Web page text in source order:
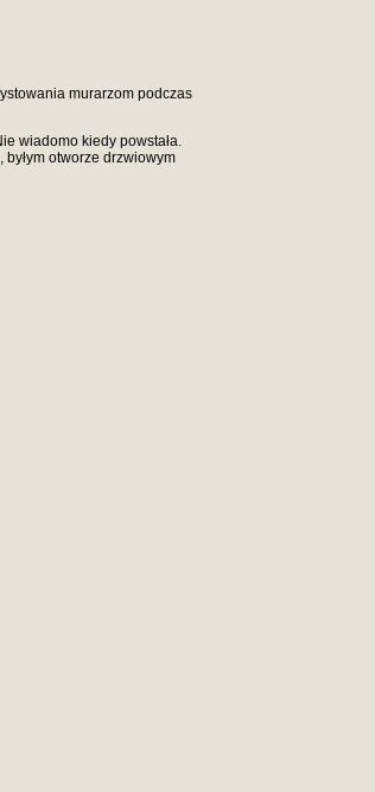
murarzom podczas
wiadomo kiedy powstała.
otworze drzwiowym